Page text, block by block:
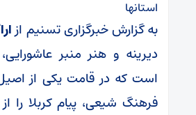
استانها
به گزارش خبرگزاری تسنیم از
دیرینه و هنر منبر
است که در قامت یکی از
فرهنگ شیعی، پیام کربلا را